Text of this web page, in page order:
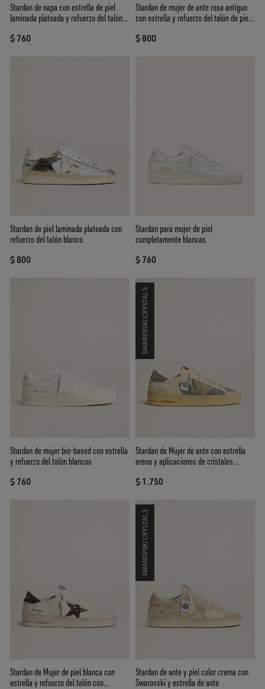
Stardan de napa con estrella de piel
laminada plateada y refuerzo del talón
$ 760
Stardan de mujer de ante rosa antiguo
con estrella y refuerzo del talón de piel
$ 800
Stardan de piel laminada plateada con
refuerzo del talón blanco
$ 800
Stardan para mujer de piel
completamente blancas
$ 760
Stardan de mujer bio-based con estrella
y refuerzo del talón blancos
$ 760
SWAROVSKI CRYSTALS
Stardan de Mujer de ante con estrella
arena y aplicaciones de cristales
$ 1.750
Stardan de Mujer de piel blanca con
estrella y refuerzo del talón con
SWAROVSKI CRYSTALS
Stardan de ante y piel color crema con
Swarovski y estrella de ante